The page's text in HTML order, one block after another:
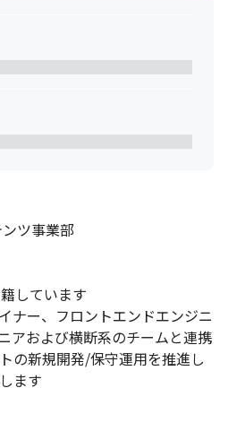
ツ事業部
しています
ナー、フロントエンドエンジニ
アおよび横断系のチームと連携
の新規開発/保守運用を推進し
ます